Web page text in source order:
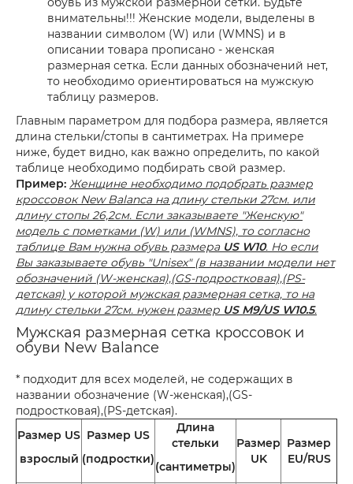
внимательны!!! Женские модели, выделены в
названии символом (W) или (WMNS) и в
описании товара прописано - женская
размерная сетка. Если данных обозначений нет,
то необходимо ориентироваться на мужскую
таблицу размеров.
Главным параметром для подбора размера, является
длина стельки/стопы в сантиметрах. На примере
ниже, будет видно, как важно определить, по какой
таблице необходимо подбирать свой размер.
Пример: Женщине необходимо подобрать размер
кроссовок New Balanca на длину стельки 27см. или
длину стопы 26,2см. Если заказываете "Женскую"
модель с пометками (W) или (WMNS), то согласно
таблице Вам нужна обувь размера US W10. Но если
Вы заказываете обувь "Unisex" (в названии модели нет
обозначений (W-женская),(GS-подростковая),(PS-
детская) у которой мужская размерная сетка, то на
длину стельки 27см. нужен размер US M9/US W10.5.
Мужская размерная сетка кроссовок и
обуви New Balance
* подходит для всех моделей, не содержащих в
названии обозначение (W-женская),(GS-
подростковая),(PS-детская).
Размер US
взрослый
Размер US
(подростки)
Длина
стельки
(сантиметры)
Размер
UK
Размер
EU/RUS